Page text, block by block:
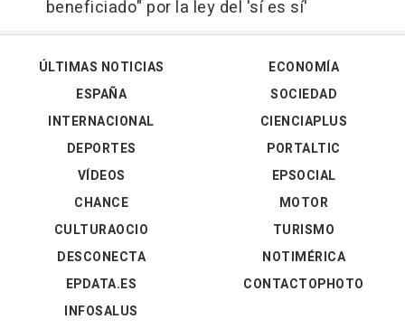
beneficiado" por la ley del 'sí es sí'
ÚLTIMAS NOTICIAS
ESPAÑA
INTERNACIONAL
DEPORTES
VÍDEOS
ECONOMÍA
SOCIEDAD
CIENCIAPLUS
PORTALTIC
EPSOCIAL
CHANCE
CULTURAOCIO
DESCONECTA
EPDATA.ES
INFOSALUS
MOTOR
TURISMO
NOTIMÉRICA
CONTACTOPHOTO